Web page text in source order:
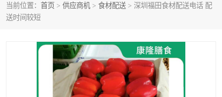
当前位置： 首页 > 供应商机 > 食材配送 > 深圳福田食材配送电话 配
送时间较短
调料配送 企业工厂食堂承包
副食配送